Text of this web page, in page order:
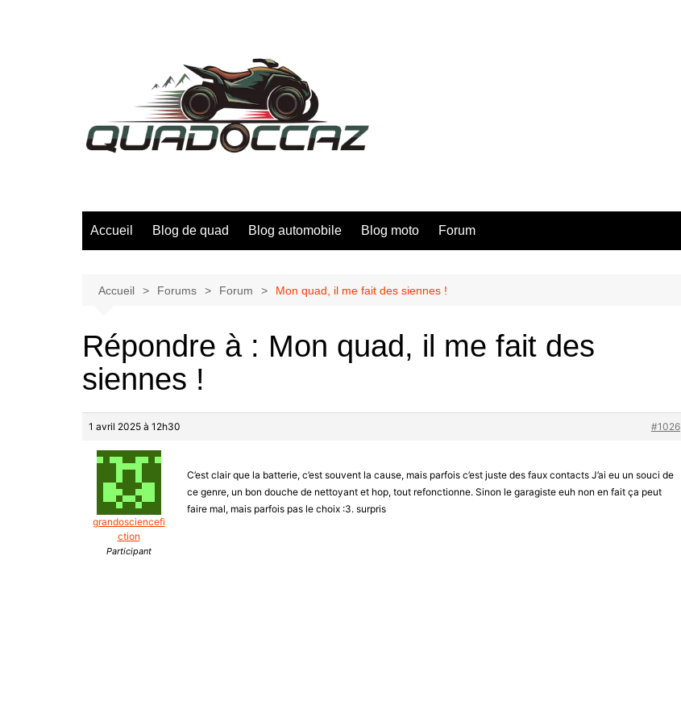
Accueil Blog de quad Blog automobile Blog moto Forum
Accueil Forums Forum Mon quad, il me fait des siennes !
Répondre à : Mon quad, il me fait des
siennes !
1 avril 2025 à 12h30 #1026
grandosciencefi
ction
Participant
C’est clair que la batterie, c’est souvent la cause, mais parfois c’est juste des faux contacts J’ai eu un souci de
ce genre, un bon douche de nettoyant et hop, tout refonctionne. Sinon le garagiste euh non en fait ça peut
faire mal, mais parfois pas le choix :3. surpris